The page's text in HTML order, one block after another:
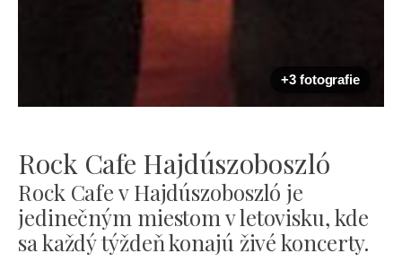
+3 fotografie
Rock Cafe Hajdúszoboszló
Rock Cafe v Hajdúszoboszló je
jedinečným miestom v letovisku, kde
sa každý týždeň konajú živé koncerty.